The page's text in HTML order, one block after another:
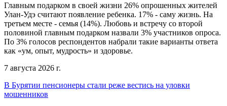
Главным подарком в своей жизни 26% опрошенных жителей
Улан-Удэ считают появление ребенка. 17% - саму жизнь. На
третьем месте - семья (14%). Любовь и встречу со второй
половиной главным подарком назвали 3% участников опроса.
По 3% голосов респондентов набрали такие варианты ответа
как «ум, опыт, мудрость» и здоровье.
7 августа 2026 г.
В Бурятии пенсионеры стали реже вестись на уловки
мошенников